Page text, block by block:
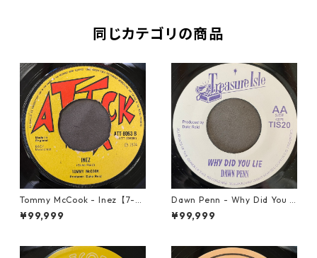
同じカテゴリの商品
Tommy McCook - Inez【7-21
840】
¥99,999
Dawn Penn - Why Did You Li
e【7-21938】
¥99,999